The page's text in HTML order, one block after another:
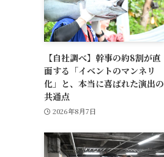
【自社調べ】幹事の約8割が直
面する「イベントのマンネリ
化」と、本当に喜ばれた演出の
共通点
2026年8月7日